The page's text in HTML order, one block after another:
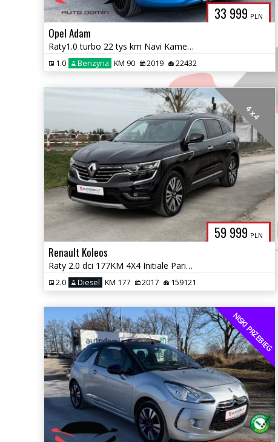
33 999 PLN
Opel Adam
Raty1.0 turbo 22 tys km Navi Kamera Grzana kierownica,fotele Gwarancja
1.0 Benzyna KM 90 2019 22432
59 999 PLN
4 x 4
Renault Koleos
Raty 2.0 dci 177KM 4X4 Initiale Paris Skóra masaże Navi Led Gwarancja
2.0 Diesel KM 177 2017 159121
NISKI PRZEBIEG